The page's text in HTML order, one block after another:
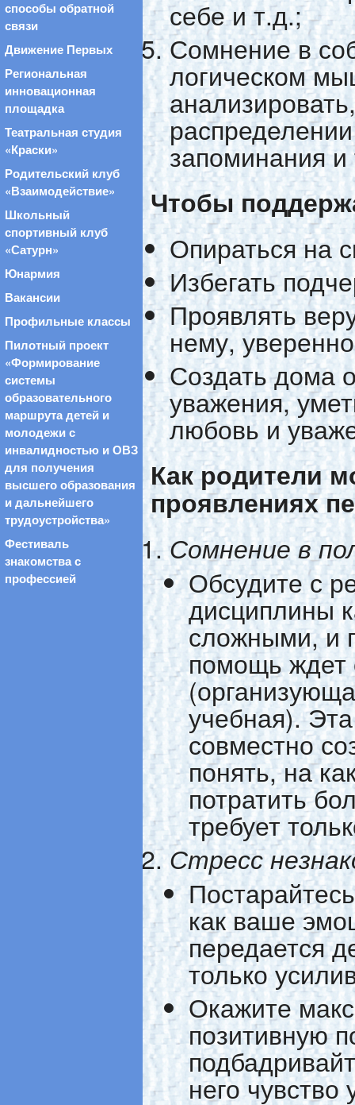
себе и т.д.;
Сомнение в
логическом
запоминания и
Чтобы
Опираться на
Избегать
Проявлять
нему,
Создать дома
уважения,
любовь и
Как родители
проявлениях
Сомнение в
Обсудите с
дисциплины
сложными, и
помощь ждет
учебная).
совместно
понять, на
потратить
требует
Стресс
как ваше
передается
только
Окажите
позитивную
него чувство
способы обратной
связи
Движение Первых
Региональная
инновационная
площадка
Театральная студия
«Краски»
Родительский клуб
«Взаимодействие»
Школьный
спортивный клуб
«Сатурн»
Юнармия
Вакансии
Профильные классы
Пилотный проект
«Формирование
системы
образовательного
маршрута детей и
молодежи с
инвалидностью и ОВЗ
для получения
высшего образования
и дальнейшего
трудоустройства»
Фестиваль
знакомства с
профессией